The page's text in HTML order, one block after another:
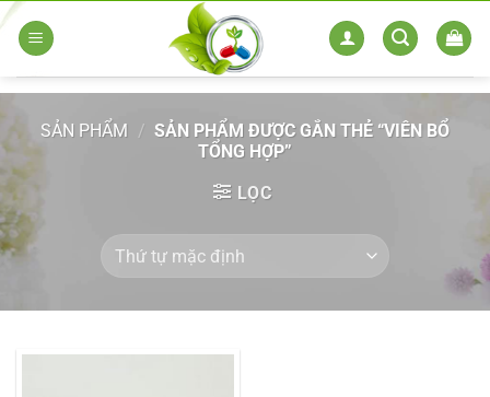
Skip
SẢN PHẨM / SẢN PHẨM ĐƯỢC GẮN THẺ “VIÊN BỔ
TỔNG HỢP”
LỌC